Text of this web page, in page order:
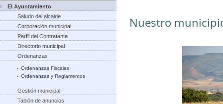
El Ayuntamiento
Saludo del alcalde
Corporación municipal
Perfil del Contratante
Directorio municipal
Ordenanzas
Ordenanzas Fiscales
Ordenanzas y Reglamentos
Gestión municipal
Tablón de anuncios
Nuestro